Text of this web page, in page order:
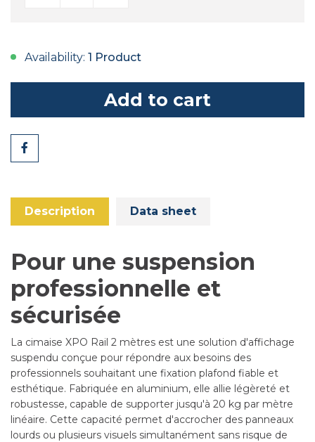
Availability: 1 Product
Add to cart
Share
Description Data sheet
Pour une suspension
professionnelle et
sécurisée
La cimaise XPO Rail 2 mètres est une solution d'affichage
suspendu conçue pour répondre aux besoins des
professionnels souhaitant une fixation plafond fiable et
esthétique. Fabriquée en aluminium, elle allie légèreté et
robustesse, capable de supporter jusqu'à 20 kg par mètre
linéaire. Cette capacité permet d'accrocher des panneaux
lourds ou plusieurs visuels simultanément sans risque de